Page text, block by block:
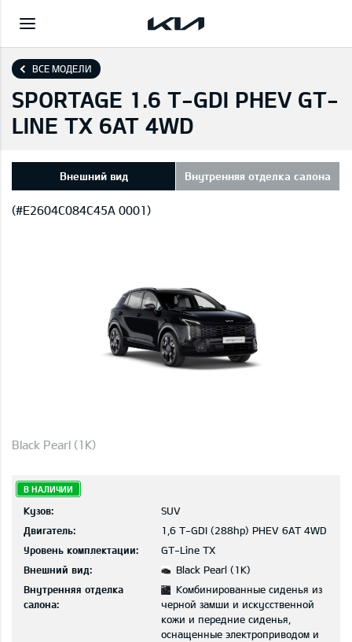
ВСЕ МОДЕЛИ
SPORTAGE 1.6 T-GDI PHEV GT-
LINE TX 6AT 4WD
Внешний вид Внутренняя отделка салона
(#E2604C084C45A 0001)
Black Pearl (1K)
В НАЛИЧИИ
Кузов:
SUV
Двигатель:
1,6 T-GDI (288hp) PHEV 6AT 4WD
Уровень комплектации:
GT-Line TX
Внешний вид:
Black Pearl (1K)
Внутренняя отделка
салона:
Комбинированные сиденья из
черной замши и искусственной
кожи и передние сиденья,
оснащенные электроприводом и